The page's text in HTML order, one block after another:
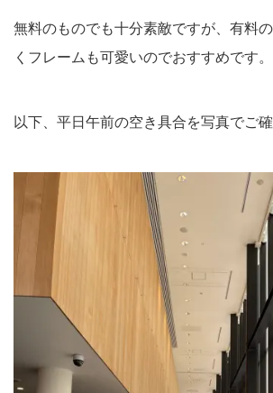
無料のものでも十分素敵ですが、有料
くフレームも可愛いのでおすすめです。
以下、平日午前の空き具合を写真でご確